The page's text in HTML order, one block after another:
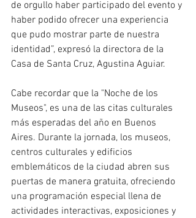
de orgullo haber participado del evento y
haber podido ofrecer una experiencia
que pudo mostrar parte de nuestra
identidad”, expresó la directora de la
Casa de Santa Cruz, Agustina Aguiar.
Cabe recordar que la "Noche de los
Museos", es una de las citas culturales
más esperadas del año en Buenos
Aires. Durante la jornada, los museos,
centros culturales y edificios
emblemáticos de la ciudad abren sus
puertas de manera gratuita, ofreciendo
una programación especial llena de
actividades interactivas, exposiciones y